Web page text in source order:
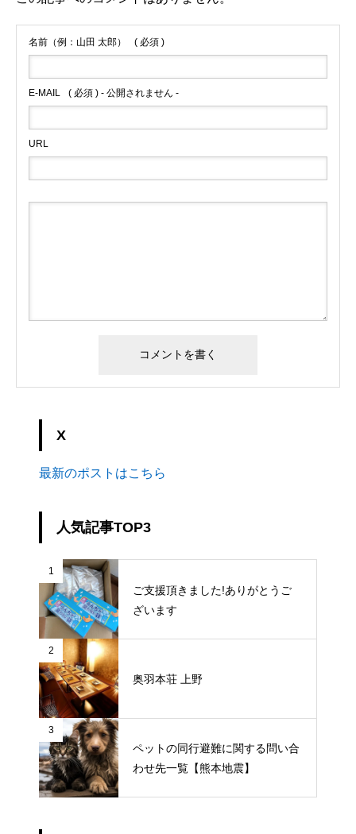
名前（例：山田 太郎） ( 必須 )
E-MAIL ( 必須 ) - 公開されません -
URL
X
最新のポストはこちら
人気記事TOP3
1
ご支援頂きました!ありがとうご
ざいます
2
奥羽本荘 上野
3
ペットの同行避難に関する問い合
わせ先一覧【熊本地震】